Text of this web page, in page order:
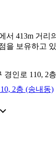
서 413m 거리
을 보유하고
경인로 110, 2
2층 (송내동)